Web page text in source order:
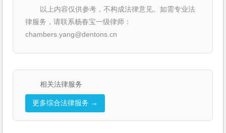
以上内容仅供参考，不构成法律意见。如需专业法
律服务，请联系杨春宝一级律师：
chambers.yang@dentons.cn
相关法律服务
更多综合法律服务 →